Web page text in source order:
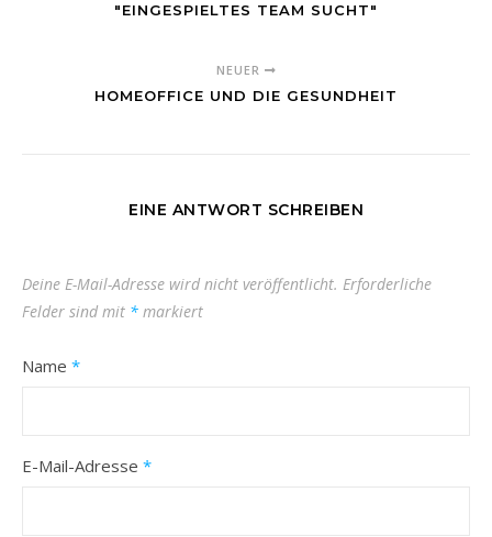
"EINGESPIELTES TEAM SUCHT"
NEUER
HOMEOFFICE UND DIE GESUNDHEIT
EINE ANTWORT SCHREIBEN
Deine E-Mail-Adresse wird nicht veröffentlicht. Erforderliche
Felder sind mit * markiert
Name *
E-Mail-Adresse *